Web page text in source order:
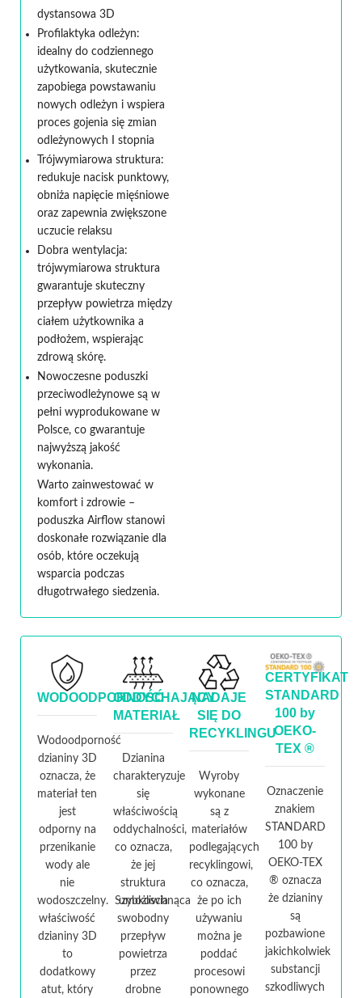
dystansowa 3D
Profilaktyka odleżyn:
idealny do codziennego
użytkowania, skutecznie
zapobiega powstawaniu
nowych odleżyn i wspiera
proces gojenia się zmian
odleżynowych I stopnia
Trójwymiarowa struktura:
redukuje nacisk punktowy,
obniża napięcie mięśniowe
oraz zapewnia zwiększone
uczucie relaksu
Dobra wentylacja:
trójwymiarowa struktura
gwarantuje skuteczny
przepływ powietrza między
ciałem użytkownika a
podłożem, wspierając
zdrową skórę.
Nowoczesne poduszki
przeciwodleżynowe są w
pełni wyprodukowane w
Polsce, co gwarantuje
najwyższą jakość
wykonania.
Warto zainwestować w
komfort i zdrowie –
poduszka Airflow stanowi
doskonałe rozwiązanie dla
osób, które oczekują
wsparcia podczas
długotrwałego siedzenia.
WODOODPORNOŚĆ
Wodoodporność
dzianiny 3D
oznacza, że
materiał ten
jest
odporny na
przenikanie
wody ale
nie
wodoszczelny. Szybkoschnąca
właściwość
dzianiny 3D
to
dodatkowy
atut, który
ODDYCHAJĄCY
MATERIAŁ
Dzianina
charakteryzuje
się
właściwością
oddychalności,
co oznacza,
że jej
struktura
umożliwia
swobodny
przepływ
powietrza
przez
drobne
NADAJE
SIĘ DO
RECYKLINGU
Wyroby
wykonane
są z
materiałów
podlegających
recyklingowi,
co oznacza,
że po ich
używaniu
można je
poddać
procesowi
ponownego
CERTYFIKAT
STANDARD
100 by
OEKO-
TEX ®
Oznaczenie
znakiem
STANDARD
100 by
OEKO-TEX
® oznacza
że dzianiny
są
pozbawione
jakichkolwiek
substancji
szkodliwych